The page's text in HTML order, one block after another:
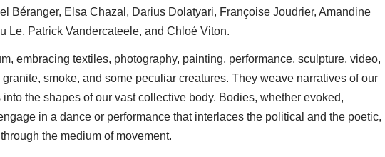
Béranger, Elsa Chazal, Darius Dolatyari, Françoise Joudrier, Amandine
Le, Patrick Vandercateele, and Chloé Viton.
embracing textiles, photography, painting, performance, sculpture, video,
smoke, and some peculiar creatures. They weave narratives of our
the shapes of our vast collective body. Bodies, whether evoked,
in a dance or performance that interlaces the political and the poetic,
the medium of movement.